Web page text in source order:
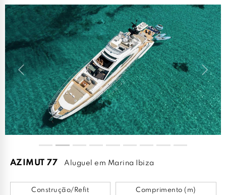
Previous Next
AZIMUT 77 Aluguel em Marina Ibiza
Construção/Refit Comprimento (m)